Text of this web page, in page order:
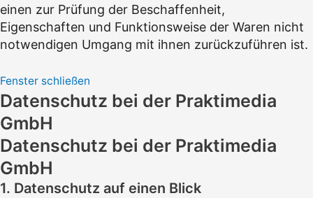
einen zur Prüfung der Beschaffenheit,
Eigenschaften und Funktionsweise der Waren nicht
notwendigen Umgang mit ihnen zurückzuführen ist.
Fenster schließen
Datenschutz bei der Praktimedia
GmbH
Datenschutz bei der Praktimedia
GmbH
1. Datenschutz auf einen Blick